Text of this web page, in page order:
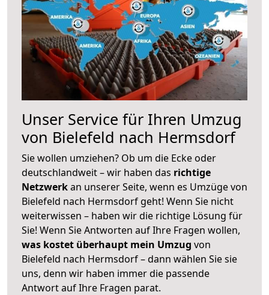
Unser Service für Ihren Umzug
von Bielefeld nach Hermsdorf
Sie wollen umziehen? Ob um die Ecke oder
deutschlandweit – wir haben das richtige
Netzwerkan unserer Seite, wenn es Umzüge von
Bielefeld nach Hermsdorf geht! Wenn Sie nicht
weiterwissen – haben wir die richtige Lösung für
Sie! Wenn Sie Antworten auf Ihre Fragen wollen,
was kostet überhaupt mein Umzug von
Bielefeld nach Hermsdorf – dann wählen Sie sie
uns, denn wir haben immer die passende
Antwort auf Ihre Fragen parat.